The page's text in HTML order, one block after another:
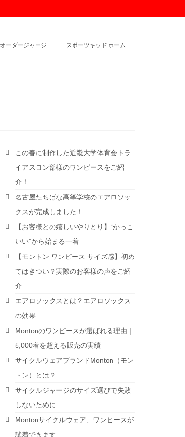
オーダージャージ スポーツキッド ホーム
この春に制作した近畿大学体育会トラ
イアスロン部様のワンピースをご紹
介！
名古屋たちばな高等学校のエアロソッ
クスが完成しました！
【お客様との嬉しいやりとり】“かっこ
いい”から始まる一着
【モントン ワンピース サイズ感】初め
てはきつい？実際のお客様の声をご紹
介
エアロソックスとは？エアロソックス
の効果
Montonのワンピースが選ばれる理由｜
5,000着を超える販売の実績
サイクルウェアブランドMonton（モン
トン）とは？
サイクルジャージのサイズ選びで失敗
しないために
Montonサイクルウェア、ワンピースが
試着できます